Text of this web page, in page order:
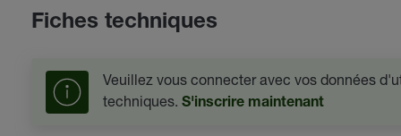
Fiches techniques
Veuillez vous connecter avec vos données
techniques. S'inscrire maintenant